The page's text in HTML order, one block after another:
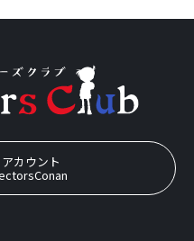
カウント